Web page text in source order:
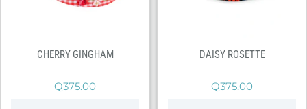
CHERRY GINGHAM
Q375.00
DAISY ROSETTE
Q375.00